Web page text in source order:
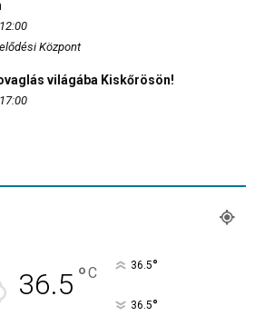
Központ
világába Kiskőrösön!
36.5 °C 36.5°
36.5°